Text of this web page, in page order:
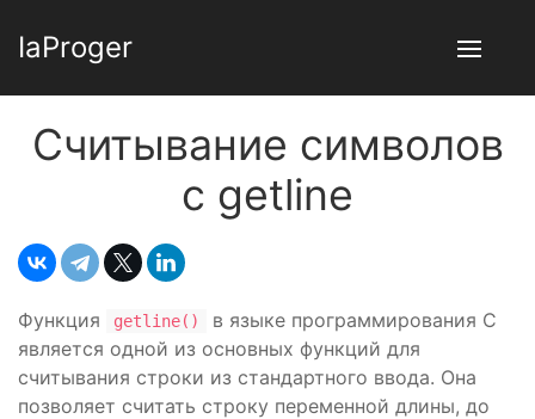
IaProger
Считывание символов
c getline
Функция getline()
в языке программирования C
является одной из основных функций для
считывания строки из стандартного ввода. Она
позволяет считать строку переменной длины, до